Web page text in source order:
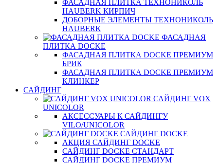
ФАСАДНАЯ ПЛИТКА ТЕХНОНИКОЛЬ
HAUBERK КИРПИЧ
ДОБОРНЫЕ ЭЛЕМЕНТЫ ТЕХНОНИКОЛЬ
HAUBERK
ФАСАДНАЯ
ПЛИТКА DOCKE
ФАСАДНАЯ ПЛИТКА DOCKE ПРЕМИУМ
БРИК
ФАСАДНАЯ ПЛИТКА DOCKE ПРЕМИУМ
КЛИНКЕР
САЙДИНГ
САЙДИНГ VOX
UNICOLOR
АКСЕССУАРЫ К САЙДИНГУ
VILO/UNICOLOR
САЙДИНГ DOCKE
АКЦИЯ САЙДИНГ DOCKE
САЙДИНГ DOCKE СТАНДАРТ
САЙДИНГ DOCKE ПРЕМИУМ